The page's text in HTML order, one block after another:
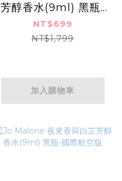
芳醇香水(9ml) 黑瓶-
國際航空版
NT$699
NT$1,799
加入購物車